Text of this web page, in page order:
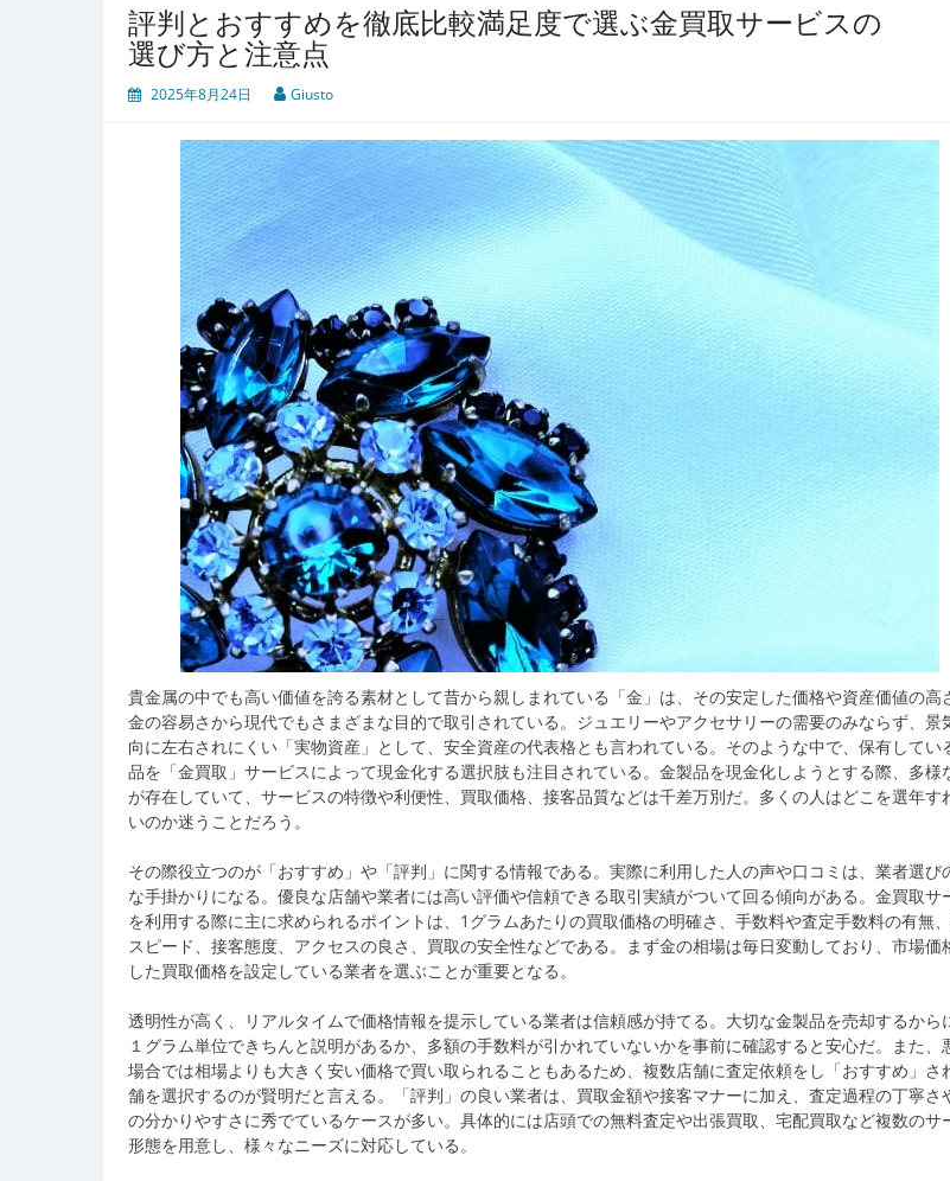
評判とおすすめを徹底比較満足度で選ぶ金買取サービスの
選び方と注意点
2025年8月24日 Giusto
貴金属の中でも高い価値を誇る素材として昔から親しまれている「金」は、その安定した価格や資産価値の高
金の容易さから現代でもさまざまな目的で取引されている。 ジュエリーやアクセサリーの需要のみならず、景
向に左右されにくい「実物資産」として、安全資産の代表格とも言われている。そのような中で、保有してい
品を「金買取」サービスによって現金化する選択肢も注目されている。金製品を現金化しようとする際、多様
が存在していて、サービスの特徴や利便性、買取価格、接客品質などは千差万別だ。多くの人はどこを選年す
いのか迷うことだろう。
その際役立つのが「おすすめ」や「評判」に関する情報である。実際に利用した人の声や口コミは、業者選び
な手掛かりになる。優良な店舗や業者には高い評価や信頼できる取引実績がついて回る傾向がある。金買取サ
を利用する際に主に求められるポイントは、1グラムあたりの買取価格の明確さ、手数料や査定手数料の有無
スピード、接客態度、アクセスの良さ、買取の安全性などである。まず金の相場は毎日変動しており、市場価
した買取価格を設定している業者を選ぶことが重要となる。
透明性が高く、リアルタイムで価格情報を提示している業者は信頼感が持てる。大切な金製品を売却するから
１グラム単位できちんと説明があるか、多額の手数料が引かれていないかを事前に確認すると安心だ。また、
場合では相場よりも大きく安い価格で買い取られることもあるため、複数店舗に査定依頼をし「おすすめ」さ
舗を選択するのが賢明だと言える。「評判」の良い業者は、買取金額や接客マナーに加え、査定過程の丁寧さ
の分かりやすさに秀でているケースが多い。具体的には店頭での無料査定や出張買取、宅配買取など複数のサ
形態を用意し、様々なニーズに対応している。